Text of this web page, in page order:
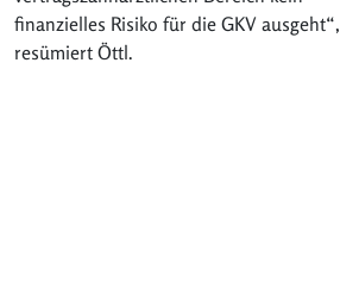
finanzielles Risiko für die GKV ausgeht“,
resümiert Öttl.